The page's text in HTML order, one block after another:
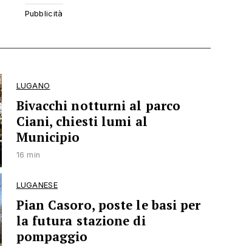
LUGANO
Bivacchi notturni al parco
Ciani, chiesti lumi al
Municipio
16 min
LUGANESE
Pian Casoro, poste le basi per
la futura stazione di
pompaggio